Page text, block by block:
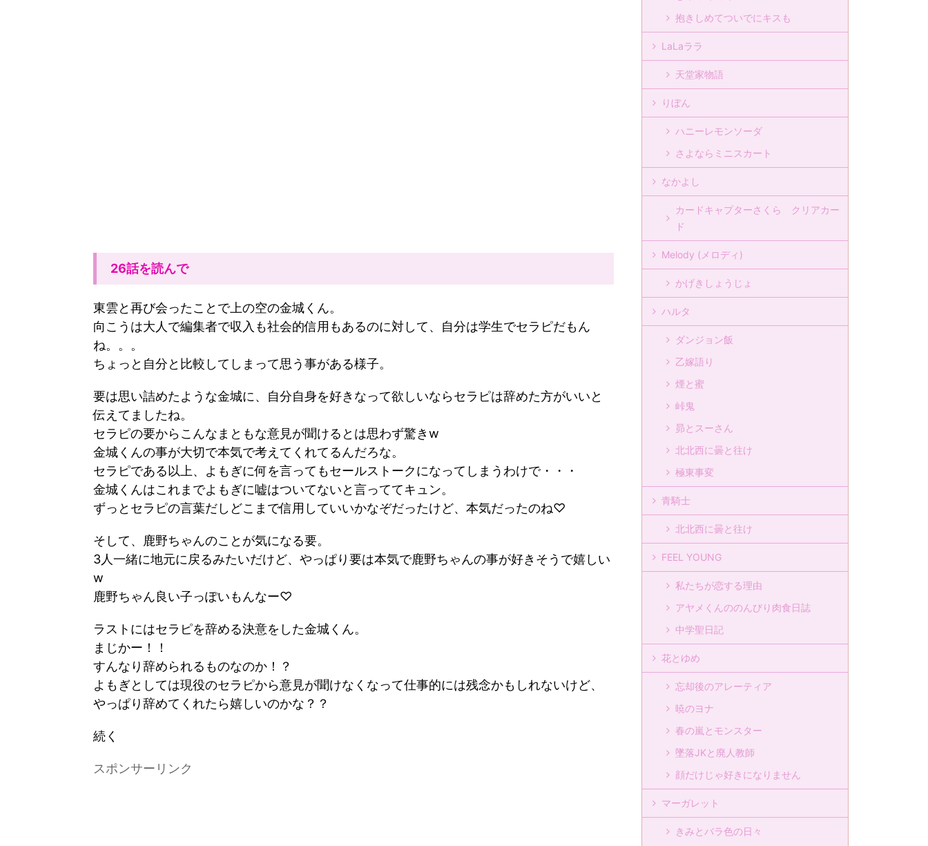
26話を読んで
東雲と再び会ったことで上の空の金城くん。
向こうは大人で編集者で収入も社会的信用もあるのに対して、自分は学生でセラピだもん
ね。。。
ちょっと自分と比較してしまって思う事がある様子。
要は思い詰めたような金城に、自分自身を好きなって欲しいならセラピは辞めた方がいいと
伝えてましたね。
セラピの要からこんなまともな意見が聞けるとは思わず驚きw
金城くんの事が大切で本気で考えてくれてるんだろな。
セラピである以上、よもぎに何を言ってもセールストークになってしまうわけで・・・
金城くんはこれまでよもぎに嘘はついてないと言っててキュン。
ずっとセラピの言葉だしどこまで信用していいかなぞだったけど、本気だったのね♡
そして、鹿野ちゃんのことが気になる要。
3人一緒に地元に戻るみたいだけど、やっぱり要は本気で鹿野ちゃんの事が好きそうで嬉しい
w
鹿野ちゃん良い子っぽいもんなー♡
ラストにはセラピを辞める決意をした金城くん。
まじかー！！
すんなり辞められるものなのか！？
よもぎとしては現役のセラピから意見が聞けなくなって仕事的には残念かもしれないけど、
やっぱり辞めてくれたら嬉しいのかな？？
続く
スポンサーリンク
抱きしめてついでにキスも
LaLaララ
天堂家物語
りぼん
ハニーレモンソーダ
さよならミニスカート
なかよし
カードキャプターさくら クリアカー
ド
Melody (メロディ)
かげきしょうじょ
ハルタ
ダンジョン飯
乙嫁語り
煙と蜜
峠鬼
昴とスーさん
北北西に曇と往け
極東事変
青騎士
北北西に曇と往け
FEEL YOUNG
私たちが恋する理由
アヤメくんののんびり肉食日誌
中学聖日記
花とゆめ
忘却後のアレーティア
暁のヨナ
春の嵐とモンスター
墜落JKと廃人教師
顔だけじゃ好きになりません
マーガレット
きみとバラ色の日々